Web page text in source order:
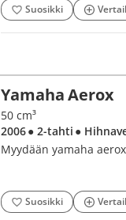
Suosikki
Yamaha Aerox
50 cm³
2006● 2-tahti ●
Myydään yamaha
Suosikki